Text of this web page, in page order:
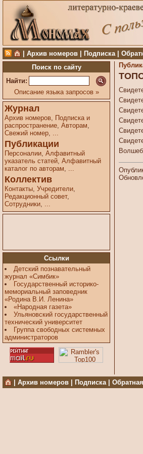
Архив номеров Подписка|
Поиск по сайту
Найти:
Описание языка запросов »
Журнал
Архив номеров, Подписка и
распространение, Авторам,
Свежий номер, ...
Публикации
Персоналии, Алфавитный
указатель статей, Алфавитный
каталог по авторам, ...
Коллектив
Контакты, Учредители,
Редакционный совет,
Сотрудники, ...
Ссылки
Детский познавательный
журнал «Симбик»
Государственный историко-
мемориальный заповедник
«Родина В.И. Ленина»
«Народная газета»
Ульяновский государственный
технический университет
Группа свободных системных
администраторов
Архив номеров Подписка|